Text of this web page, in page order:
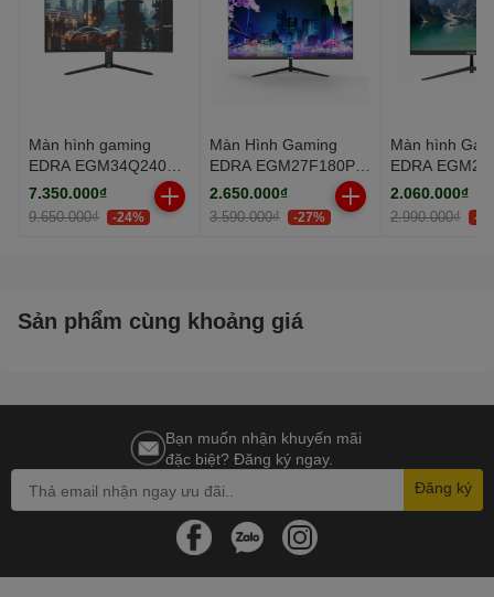
Màn hình gaming
EDRA EGM34Q240PR
34 inch WQHD
7.350.000₫
9.650.000₫ -24%
Màn Hình Gaming
EDRA EGM27F180PV
(27.0 inch - FHD - IPS
- 180Hz - 0.5ms)
2.650.000₫
3.590.000₫ -27%
Màn hình
EDRA
27 inch
2.060.000₫
2.990.000₫ -
Sản phẩm cùng khoảng giá
Bạn muốn nhận khuyến mãi
đặc biệt? Đăng ký ngay.
Đăng ký